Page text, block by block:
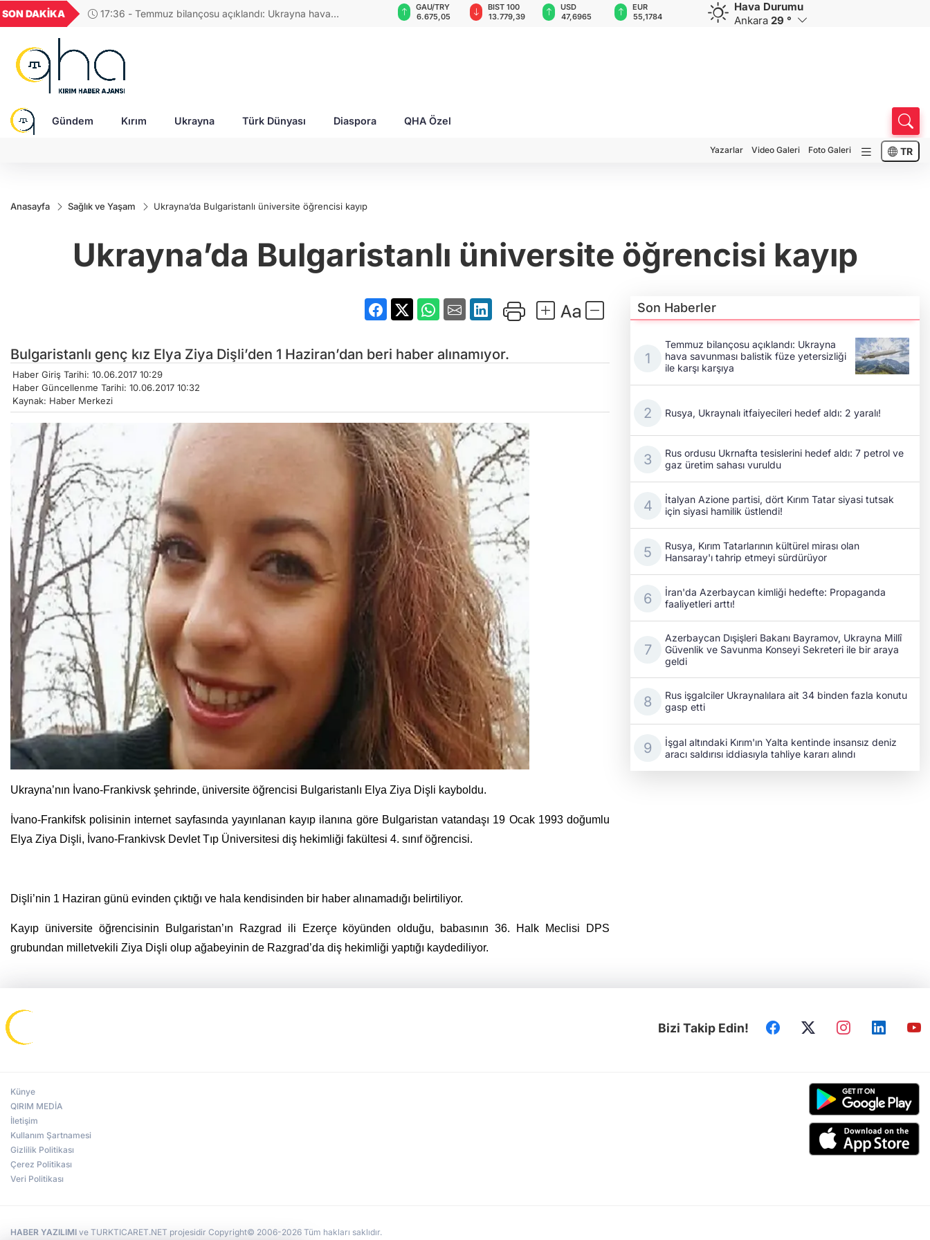
SON DAKİKA
17:36 - Temmuz bilançosu açıklandı: Ukrayna hava
UYU
1,1853
18,2396
16,2399
27,9743
GAU/TRY
6.675,05
BIST 100
13.779,39
USD
47,6965
EUR
55,1784
GBP
64,4315
CHF
59,0599
Hava Durumu
Ankara 29 °
Gündem Kırım Ukrayna Türk Dünyası Diaspora QHA Özel
Yazarlar Video Galeri Foto Galeri TR
Anasayfa Sağlık ve Yaşam Ukrayna’da Bulgaristanlı üniversite öğrencisi kayıp
Ukrayna’da Bulgaristanlı üniversite öğrencisi kayıp
Bulgaristanlı genç kız Elya Ziya Dişli’den 1 Haziran’dan beri haber alınamıyor.
Haber Giriş Tarihi: 10.06.2017 10:29
Haber Güncellenme Tarihi: 10.06.2017 10:32
Kaynak: Haber Merkezi
Ukrayna’nın İvano-Frankivsk şehrinde, üniversite öğrencisi Bulgaristanlı Elya Ziya Dişli kayboldu.
İvano-Frankifsk polisinin internet sayfasında yayınlanan kayıp ilanına göre Bulgaristan vatandaşı 19 Ocak 1993 doğumlu
Elya Ziya Dişli, İvano-Frankivsk Devlet Tıp Üniversitesi diş hekimliği fakültesi 4. sınıf öğrencisi.
Dişli’nin 1 Haziran günü evinden çıktığı ve hala kendisinden bir haber alınamadığı belirtiliyor.
Kayıp üniversite öğrencisinin Bulgaristan’ın Razgrad ili Ezerçe köyünden olduğu, babasının 36. Halk Meclisi DPS
grubundan milletvekili Ziya Dişli olup ağabeyinin de Razgrad’da diş hekimliği yaptığı kaydediliyor.
Son Haberler
Temmuz bilançosu açıklandı: Ukrayna
hava savunması balistik füze yetersizliği
ile karşı karşıya
Rusya, Ukraynalı itfaiyecileri hedef aldı: 2 yaralı!
Rus ordusu Ukrnafta tesislerini hedef aldı: 7 petrol ve
gaz üretim sahası vuruldu
İtalyan Azione partisi, dört Kırım Tatar siyasi tutsak
için siyasi hamilik üstlendi!
Rusya, Kırım Tatarlarının kültürel mirası olan
Hansaray'ı tahrip etmeyi sürdürüyor
İran'da Azerbaycan kimliği hedefte: Propaganda
faaliyetleri arttı!
Azerbaycan Dışişleri Bakanı Bayramov, Ukrayna Millî
Güvenlik ve Savunma Konseyi Sekreteri ile bir araya
geldi
Rus işgalciler Ukraynalılara ait 34 binden fazla konutu
gasp etti
İşgal altındaki Kırım'ın Yalta kentinde insansız deniz
aracı saldırısı iddiasıyla tahliye kararı alındı
Bizi Takip Edin!
Künye
QIRIM MEDİA
İletişim
Kullanım Şartnamesi
Gizlilik Politikası
Çerez Politikası
Veri Politikası
HABER YAZILIMI ve TURKTICARET.NET projesidir Copyright© 2006-2026 Tüm hakları saklıdır.